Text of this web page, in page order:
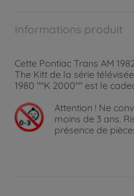
Informations produit
Cette Pontiac Trans AM
The Kitt de la série
1980 ""K 2000"" est le
Attention ! Ne
moins de 3 ans.
présence de